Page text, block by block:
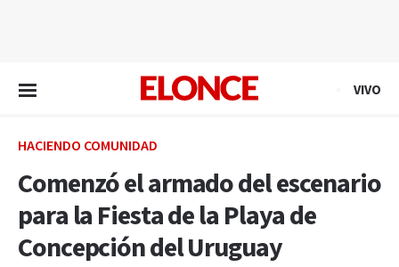
VIVO
HACIENDO COMUNIDAD
Comenzó el armado del escenario
para la Fiesta de la Playa de
Concepción del Uruguay